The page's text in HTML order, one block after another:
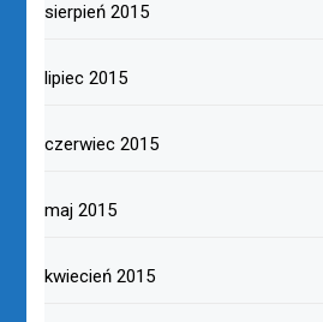
sierpień 2015
lipiec 2015
czerwiec 2015
maj 2015
kwiecień 2015